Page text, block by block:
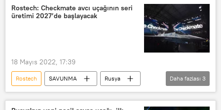
Rostech: Checkmate avcı uçağının seri
üretimi 2027’de başlayacak
18 Mayıs 2022, 17:39
Rostech SAVUNMA
Rusya
Checkmate
Savaş uçağı
SU-75
Daha fazlası 3